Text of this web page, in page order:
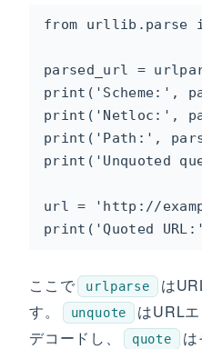
from urllib.parse
parsed_url =
print('Scheme:',
print('Netloc:',
print('Path:',
print('Unquoted
url = 'http://
print('Quoted
ここで urlparse
は
す。
unquote
はURL
デコードし、
quote は